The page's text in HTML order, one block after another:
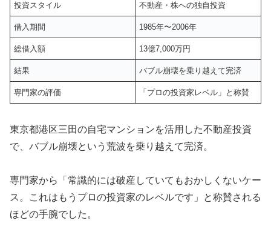
投資スタイル 不動産・株への独自投資
借入期間 1985年〜2006年
総借入額 13億7,000万円
結果 バブル崩壊を乗り越えて完済
専門家の評価 「プロの投資家レベル」と称賛
東京都港区三田の自宅マンションを活用した不動産投資
で、バブル崩壊という荒波を乗り越えて完済。
専門家から「常識的には破産していてもおかしくないケー
ス。これはもうプロの投資家のレベルです」と称賛される
ほどの手腕でした。